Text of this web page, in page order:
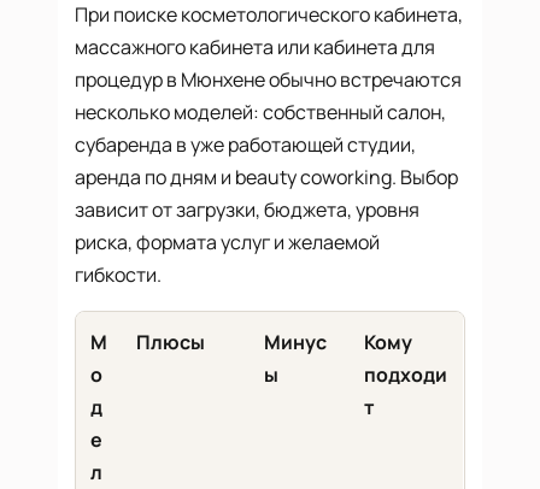
При поиске косметологического кабинета,
массажного кабинета или кабинета для
процедур в Мюнхене обычно встречаются
несколько моделей: собственный салон,
субаренда в уже работающей студии,
аренда по дням и beauty coworking. Выбор
зависит от загрузки, бюджета, уровня
риска, формата услуг и желаемой
гибкости.
М
о
д
е
л
Плюсы
Минус
ы
Кому
подходи
т